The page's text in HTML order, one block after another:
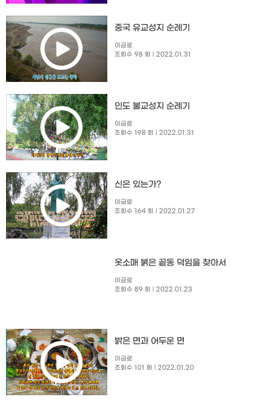
중국 유교성지 순례기
이금로
조회수 98 회
| 2022.01.31
인도 불교성지 순례기
이금로
조회수 198 회
| 2022.01.31
신은 있는가?
이금로
조회수 164 회
| 2022.01.27
옷소매 붉은 끝동 덕임을 찾아서
이금로
조회수 89 회
| 2022.01.23
밝은 면과 어두운 면
이금로
조회수 101 회
| 2022.01.20